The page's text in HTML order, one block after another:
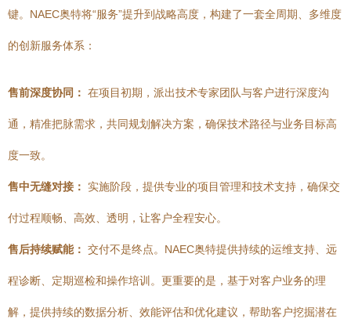
键。NAEC奥特将“服务”提升到战略高度，构建了一套全周期、多维度
的创新服务体系：
售前深度协同： 在项目初期，派出技术专家团队与客户进行深度沟
通，精准把脉需求，共同规划解决方案，确保技术路径与业务目标高
度一致。
售中无缝对接： 实施阶段，提供专业的项目管理和技术支持，确保交
付过程顺畅、高效、透明，让客户全程安心。
售后持续赋能： 交付不是终点。NAEC奥特提供持续的运维支持、远
程诊断、定期巡检和操作培训。更重要的是，基于对客户业务的理
解，提供持续的数据分析、效能评估和优化建议，帮助客户挖掘潜在